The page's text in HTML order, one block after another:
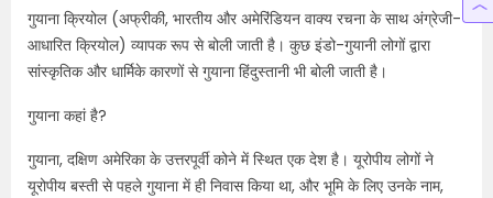
गुयाना क्रियोल (अफ्रीकी, भारतीय और अमेरिंडियन वाक्य रचना के साथ अंग्रेजी-
आधारित क्रियोल) व्यापक रूप से बोली जाती है। कुछ इंडो-गुयानी लोगों द्वारा
सांस्कृतिक और धार्मिके कारणों से गुयाना हिंदुस्तानी भी बोली जाती है।
गुयाना कहां है?
गुयाना, दक्षिण अमेरिका के उत्तरपूर्वी कोने में स्थित एक देश है। यूरोपीय लोगों ने
यूरोपीय बस्ती से पहले गुयाना में ही निवास किया था, और भूमि के लिए उनके नाम,